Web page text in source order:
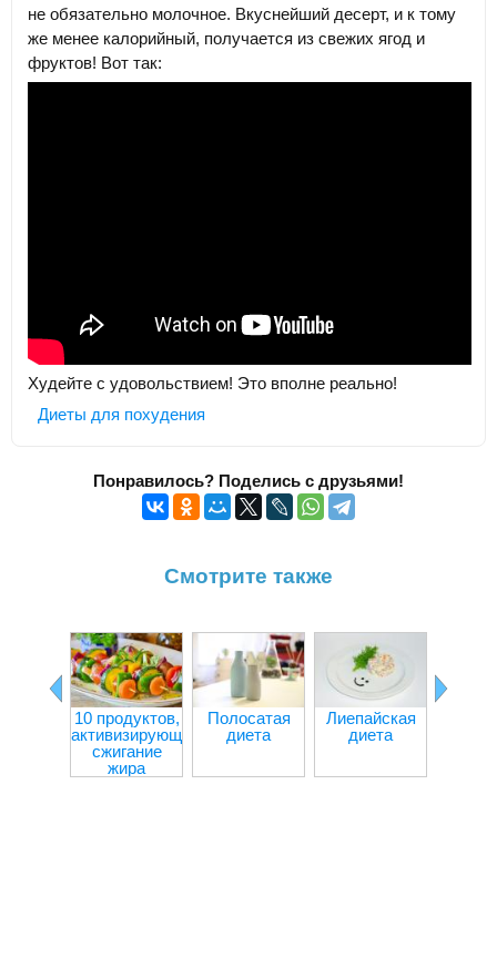
не обязательно молочное. Вкуснейший десерт, и к тому
же менее калорийный, получается из свежих ягод и
фруктов! Вот так:
Худейте с удовольствием! Это вполне реально!
Диеты для похудения
Понравилось? Поделись с друзьями!
Смотрите также
10 продуктов,
активизирующих
сжигание
жира
Полосатая
диета
Лиепайская
диета